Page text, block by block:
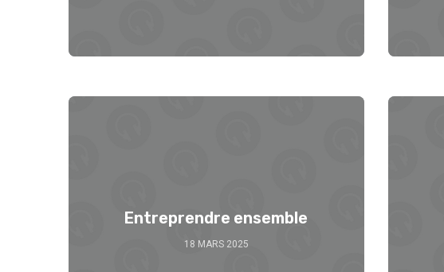
Entreprendre ensemble
18 MARS 2025